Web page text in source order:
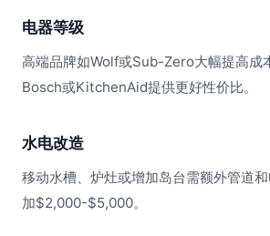
电器等级
高端品牌如Wolf或Sub-Zero大幅提高成
Bosch或KitchenAid提供更好性价比。
水电改造
移动水槽、炉灶或增加岛台需额外管道
加$2,000-$5,000。